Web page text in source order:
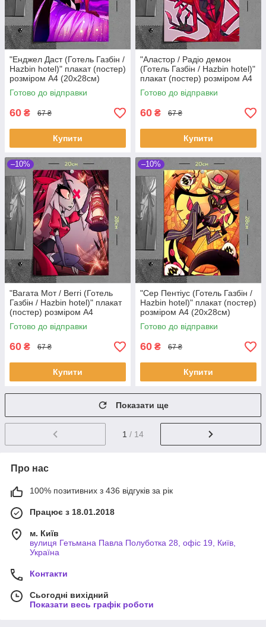
"Енджел Даст (Готель Газбін /
Hazbin hotel)" плакат (постер)
розміром А4 (20х28см)
Готово до відправки
60 ₴ 67 ₴
Купити
"Аластор / Радіо демон
(Готель Газбін / Hazbin hotel)"
плакат (постер) розміром А4
(20х28см)
Готово до відправки
60 ₴ 67 ₴
Купити
–10%
"Вагата Мот / Веггі (Готель
Газбін / Hazbin hotel)" плакат
(постер) розміром А4
(20х28см)
Готово до відправки
60 ₴ 67 ₴
Купити
–10%
"Сер Пентіус (Готель Газбін /
Hazbin hotel)" плакат (постер)
розміром А4 (20х28см)
Готово до відправки
60 ₴ 67 ₴
Купити
Показати ще
1 / 14
Про нас
100% позитивних з 436 відгуків за рік
Працює з 18.01.2018
м. Київ
вулиця Гетьмана Павла Полуботка 28, офіс 19, Київ,
Україна
Контакти
Сьогодні вихідний
Показати весь графік роботи